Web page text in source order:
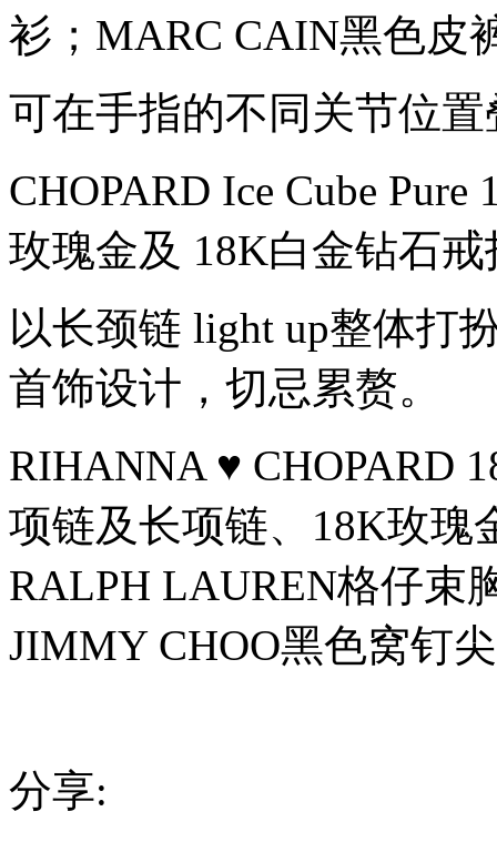
正
是
「日
常
宝」
路
线，
计
以
1999
年
的
宝
腕
表
为
衫；MARC CAIN黑色皮
可在手指的不同关节位
CHOPARD Ice Cube
玫瑰金及 18K白金钻石戒
以长颈链 light up整体打
首饰设计，切忌累赘。
RIHANNA ♥ CHOPARD
项链及长项链、18K玫瑰
RALPH LAUREN格仔束
JIMMY CHOO黑色窝钉
分享: